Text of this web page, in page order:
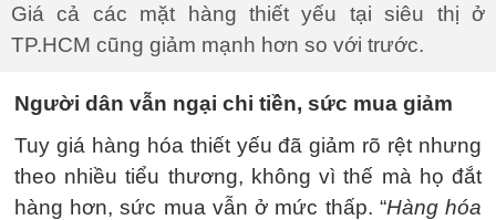
Giá cả các mặt hàng thiết yếu tại siêu thị ở
TP.HCM cũng giảm mạnh hơn so với trước.
Người dân vẫn ngại chi tiền, sức mua giảm
Tuy giá hàng hóa thiết yếu đã giảm rõ rệt nhưng
theo nhiều tiểu thương, không vì thế mà họ đắt
hàng hơn, sức mua vẫn ở mức thấp. “Hàng hóa